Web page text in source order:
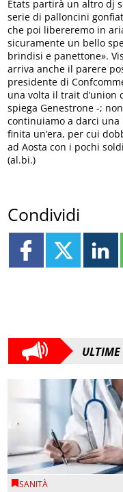
Etats partirà un altro dj
serie di palloncini
che poi libereremo in
sicuramente un bello
brindisi e panettone».
arriva anche il parere
presidente di
una volta il trait d’union
spiega Genestrone -;
continuiamo a darci
finita un’era, per cui
ad Aosta con i pochi
(al.bi.)
Condividi
ULTIME
SANITÀ